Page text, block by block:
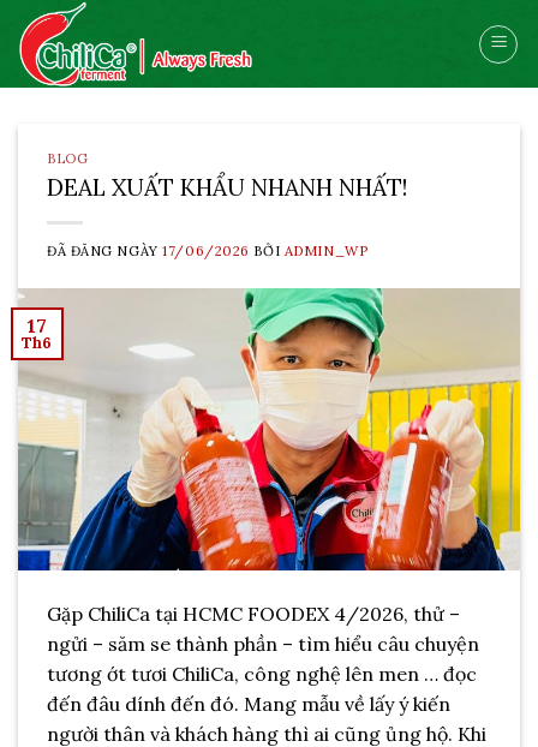
Skip
content
BLOG
DEAL XUẤT KHẨU NHANH NHẤT!
ĐÃ ĐĂNG NGÀY17/06/2026 BỞI ADMIN_WP
17
Th6
Gặp ChiliCa tại HCMC FOODEX 4/2026, thử –
ngửi – săm se thành phần – tìm hiểu câu chuyện
tương ớt tươi ChiliCa, công nghệ lên men … đọc
đến đâu dính đến đó. Mang mẫu về lấy ý kiến
người thân và khách hàng thì ai cũng ủng hộ. Khi